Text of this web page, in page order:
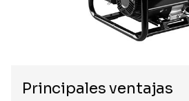
Principales ventajas